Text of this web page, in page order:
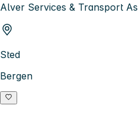
Alver Services & Transport As
Sted
Bergen